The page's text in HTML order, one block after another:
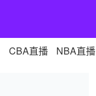
CBA直播 NBA直播